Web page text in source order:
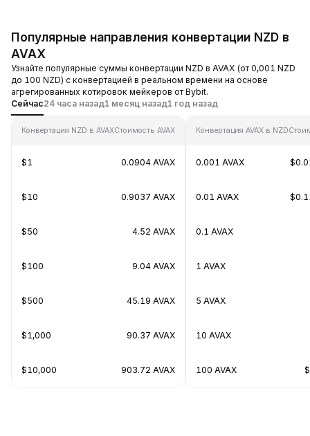
Популярные направления конвертации NZD в
AVAX
Узнайте популярные суммы конвертации NZD в AVAX (от 0,001 NZD
до 100 NZD) с конвертацией в реальном времени на основе
агрегированных котировок мейкеров от Bybit.
Сейчас24 часа назад1 месяц назад1 год назад
Конвертация NZD в AVAXСтоимость AVAX
$1 0.0904 AVAX
$10 0.9037 AVAX
$50 4.52 AVAX
$100 9.04 AVAX
$500 45.19 AVAX
$1,000 90.37 AVAX
$10,000 903.72 AVAX
Конвертация AVAX в NZD
0.001 AVAX
0.01 AVAX
0.1 AVAX
1 AVAX
5 AVAX
10 AVAX
100 AVAX